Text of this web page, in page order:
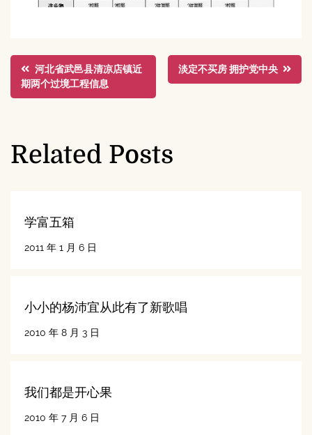
文
章
航
河北省武邑县清凉店镇近
期两个过境工程信息
淡定不买房 拥护党中央
Related Posts
学富五箱
2011 年 1 月 6 日
小小的杨沛宜从此有了新歌唱
2010 年 8 月 3 日
我们都是开心果
2010 年 7 月 6 日